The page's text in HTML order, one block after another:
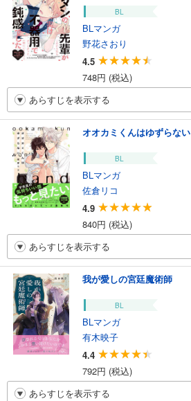
BL
BLマンガ
野花さおり
4.5
748円 (税込)
あらすじを表示する
オオカミくんはゆずらない
BL
BLマンガ
佐倉リコ
4.9
840円 (税込)
あらすじを表示する
我が愛しの宮廷魔術師
BL
BLマンガ
有木映子
4.4
792円 (税込)
あらすじを表示する